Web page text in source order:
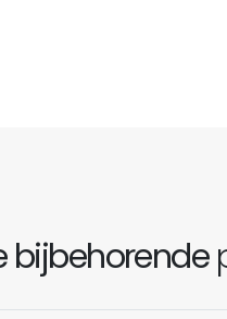
bijbehorende